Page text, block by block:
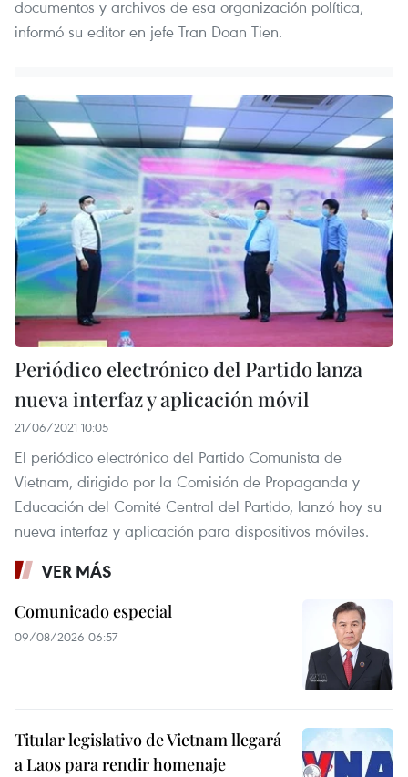
documentos y archivos de esa organización política,
informó su editor en jefe Tran Doan Tien.
Periódico electrónico del Partido lanza
nueva interfaz y aplicación móvil
21/06/2021 10:05
El periódico electrónico del Partido Comunista de
Vietnam, dirigido por la Comisión de Propaganda y
Educación del Comité Central del Partido, lanzó hoy su
nueva interfaz y aplicación para dispositivos móviles.
VER MÁS
Comunicado especial
09/08/2026 06:57
Titular legislativo de Vietnam llegará
a Laos para rendir homenaje